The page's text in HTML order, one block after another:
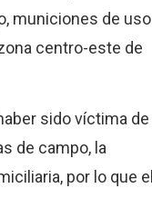
municiones de uso
centro-este de
sido víctima de
de campo, la
por lo que el